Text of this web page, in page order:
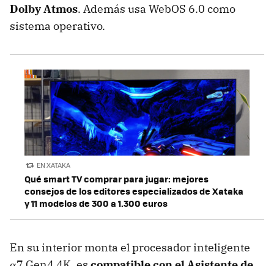
Dolby Atmos. Además usa WebOS 6.0 como
sistema operativo.
EN XATAKA
Qué smart TV comprar para jugar: mejores
consejos de los editores especializados de Xataka
y 11 modelos de 300 a 1.300 euros
En su interior monta el procesador inteligente